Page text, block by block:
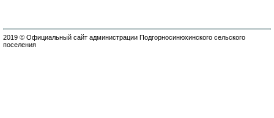
2019 © Официальный сайт администрации Подгорносинюхинского сельского
поселения